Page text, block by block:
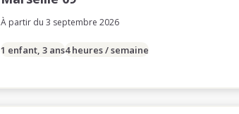
À partir du 3 septembre 2026
1 enfant, 3 ans4 heures / semaine